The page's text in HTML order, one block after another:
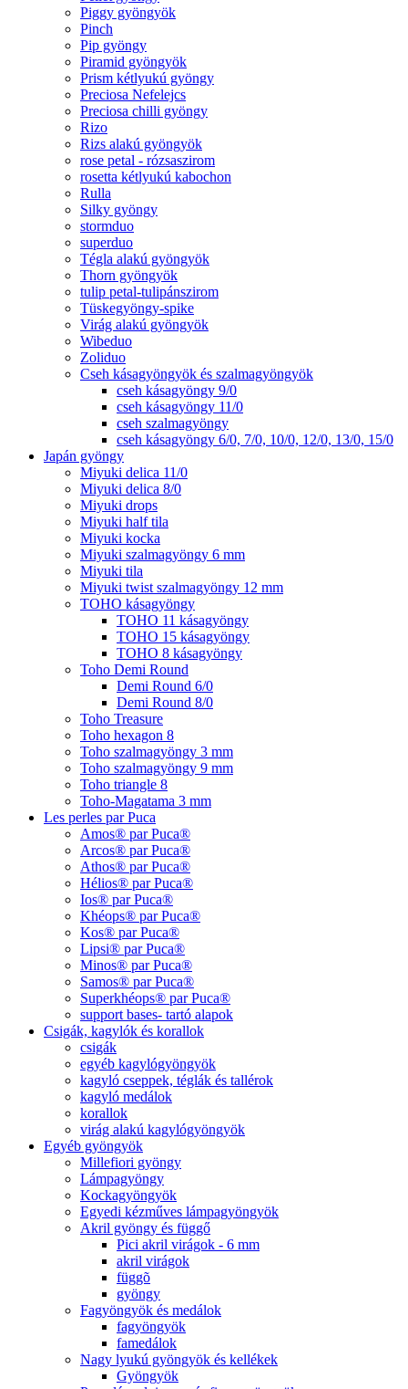
Piggy gyöngyök
Pinch
Pip gyöngy
Piramid gyöngyök
Prism kétlyukú gyöngy
Preciosa Nefelejcs
Preciosa chilli gyöngy
Rizo
Rizs alakú gyöngyök
rose petal - rózsaszirom
rosetta kétlyukú kabochon
Rulla
Silky gyöngy
stormduo
superduo
Tégla alakú gyöngyök
Thorn gyöngyök
tulip petal-tulipánszirom
Tüskegyöngy-spike
Virág alakú gyöngyök
Wibeduo
Zoliduo
Cseh kásagyöngyök és szalmagyöngyök
cseh kásagyöngy 9/0
cseh kásagyöngy 11/0
cseh szalmagyöngy
cseh kásagyöngy 6/0, 7/0, 10/0, 12/0, 13/0, 15/0
Japán gyöngy
Miyuki delica 11/0
Miyuki delica 8/0
Miyuki drops
Miyuki half tila
Miyuki kocka
Miyuki szalmagyöngy 6 mm
Miyuki tila
Miyuki twist szalmagyöngy 12 mm
TOHO kásagyöngy
TOHO 11 kásagyöngy
TOHO 15 kásagyöngy
TOHO 8 kásagyöngy
Toho Demi Round
Demi Round 6/0
Demi Round 8/0
Toho Treasure
Toho hexagon 8
Toho szalmagyöngy 3 mm
Toho szalmagyöngy 9 mm
Toho triangle 8
Toho-Magatama 3 mm
Les perles par Puca
Amos® par Puca®
Arcos® par Puca®
Athos® par Puca®
Hélios® par Puca®
Ios® par Puca®
Khéops® par Puca®
Kos® par Puca®
Lipsi® par Puca®
Minos® par Puca®
Samos® par Puca®
Superkhéops® par Puca®
support bases- tartó alapok
Csigák, kagylók és korallok
csigák
egyéb kagylógyöngyök
kagyló cseppek, téglák és tallérok
kagyló medálok
korallok
virág alakú kagylógyöngyök
Egyéb gyöngyök
Millefiori gyöngy
Lámpagyöngy
Kockagyöngyök
Egyedi kézműves lámpagyöngyök
Akril gyöngy és függő
Pici akril virágok - 6 mm
akril virágok
függõ
gyöngy
Fagyöngyök és medálok
fagyöngyök
famedálok
Nagy lyukú gyöngyök és kellékek
Gyöngyök